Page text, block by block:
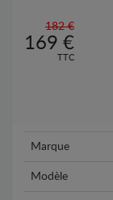
182 €
169 €
TTC
Marque
Modèle